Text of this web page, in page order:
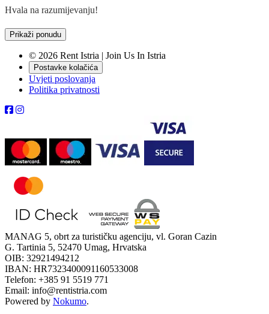
Hvala na razumijevanju!
Prikaži ponudu
© 2026 Rent Istria | Join Us In Istria
Postavke kolačića
Uvjeti poslovanja
Politika privatnosti
MANAG 5, obrt za turističku agenciju, vl. Goran Cazin
G. Tartinia 5, 52470 Umag, Hrvatska
OIB: 32921494212
IBAN: HR7323400091160533008
Telefon: +385 91 5519 771
Email: info@rentistria.com
Powered by Nokumo.